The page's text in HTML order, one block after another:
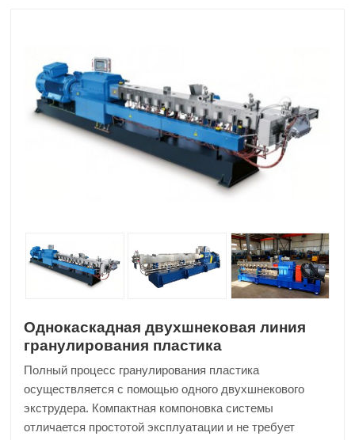
Однокаскадная двухшнековая линия
гранулирования пластика
Полный процесс гранулирования пластика
осуществляется с помощью одного двухшнекового
экструдера. Компактная компоновка системы
отличается простотой эксплуатации и не требует